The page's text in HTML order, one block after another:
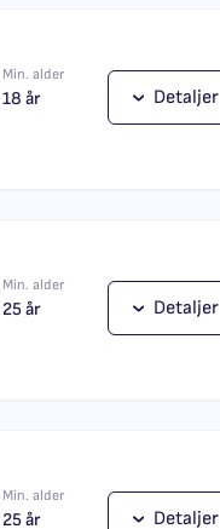
Min. alder
18 år Detaljer
Min. alder
25 år Detaljer
Min. alder
25 år Detaljer